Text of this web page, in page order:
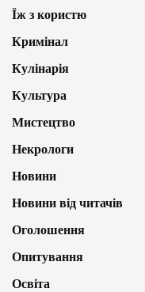
Їж з користю
Кримінал
Кулінарія
Культура
Мистецтво
Некрологи
Новини
Новини від читачів
Оголошення
Опитування
Освіта